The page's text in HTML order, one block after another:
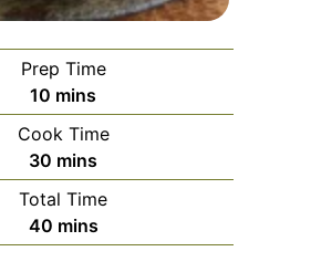
Prep Time
10 minutes
mins
Cook Time
30 minutes
mins
Total Time
40minutes
mins